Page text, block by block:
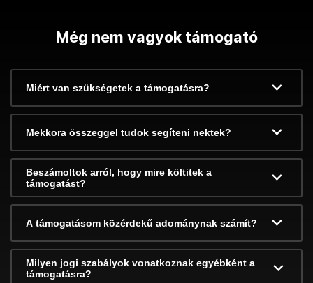
Még nem vagyok támogató
Miért van szükségetek a támogatásra?
Mekkora összeggel tudok segíteni nektek?
Beszámoltok arról, hogy mire költitek a
támogatást?
A támogatásom közérdekű adománynak számít?
Milyen jogi szabályok vonatkoznak egyébként a
támogatásra?